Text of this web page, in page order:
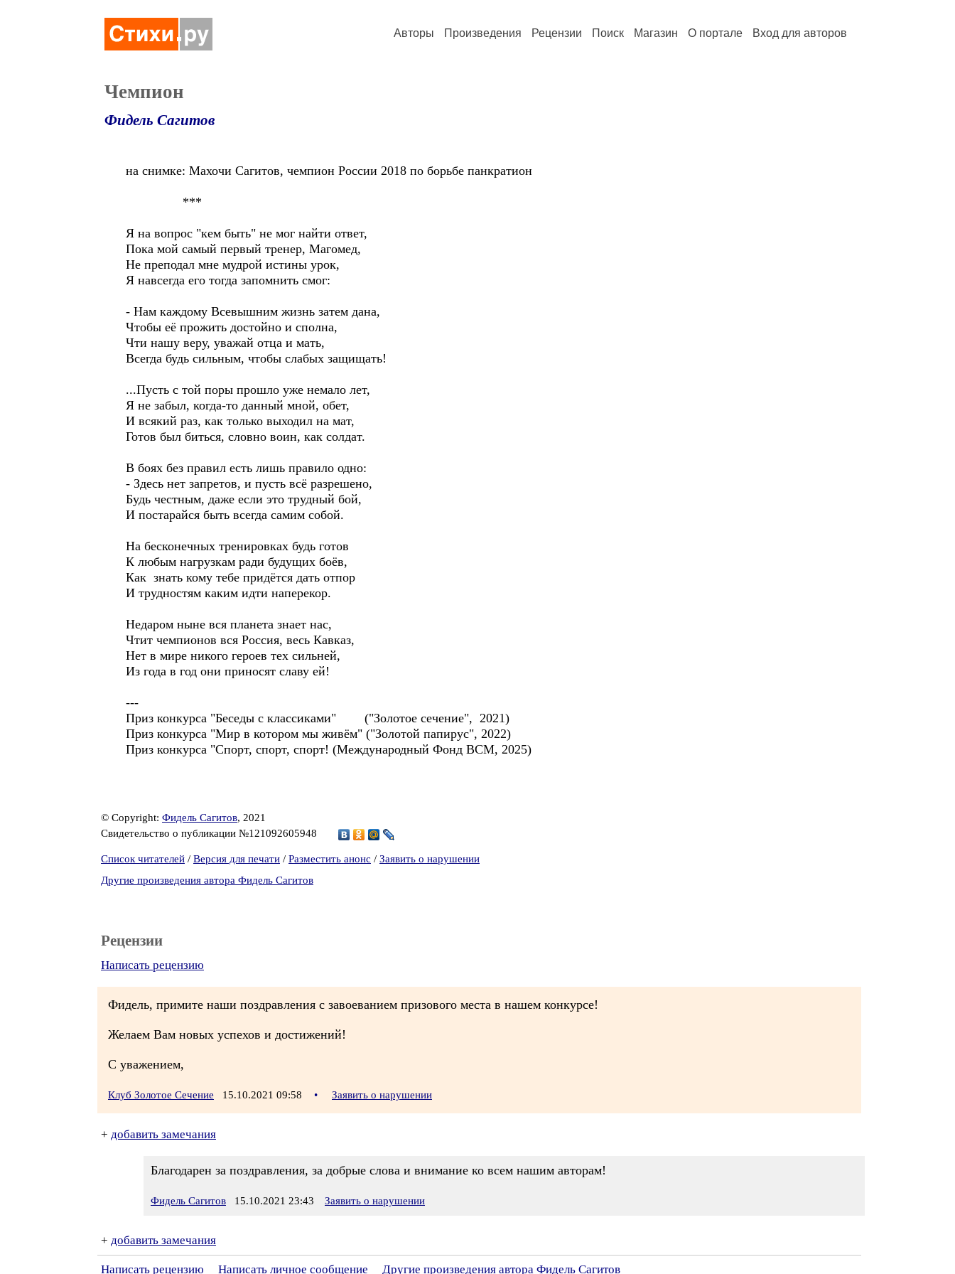
Авторы Произведения Рецензии Поиск Магазин О портале Вход для авторов
Чемпион
Фидель Сагитов
на снимке: Махочи Сагитов, чемпион России 2018 по борьбе панкратион
***
Я на вопрос "кем быть" не мог найти ответ,
Пока мой самый первый тренер, Магомед,
Не преподал мне мудрой истины урок,
Я навсегда его тогда запомнить смог:
- Нам каждому Всевышним жизнь затем дана,
Чтобы её прожить достойно и сполна,
Чти нашу веру, уважай отца и мать,
Всегда будь сильным, чтобы слабых защищать!
...Пусть с той поры прошло уже немало лет,
Я не забыл, когда-то данный мной, обет,
И всякий раз, как только выходил на мат,
Готов был биться, словно воин, как солдат.
В боях без правил есть лишь правило одно:
- Здесь нет запретов, и пусть всё разрешено,
Будь честным, даже если это трудный бой,
И постарайся быть всегда самим собой.
На бесконечных тренировках будь готов
К любым нагрузкам ради будущих боёв,
Как знать кому тебе придётся дать отпор
И трудностям каким идти наперекор.
Недаром ныне вся планета знает нас,
Чтит чемпионов вся Россия, весь Кавказ,
Нет в мире никого героев тех сильней,
Из года в год они приносят славу ей!
---
Приз конкурса "Беседы с классиками" ("Золотое сечение", 2021)
Приз конкурса "Мир в котором мы живём" ("Золотой папирус", 2022)
Приз конкурса "Спорт, спорт, спорт! (Международный Фонд ВСМ, 2025)
© Copyright: Фидель Сагитов, 2021
Свидетельство о публикации №121092605948
Список читателей / Версия для печати / Разместить анонс / Заявить о нарушении
Другие произведения автора Фидель Сагитов
Рецензии
Написать рецензию
Фидель, примите наши поздравления с завоеванием призового места в нашем конкурсе!
Желаем Вам новых успехов и достижений!
С уважением,
Клуб Золотое Сечение 15.10.2021 09:58 • Заявить о нарушении
+ добавить замечания
Благодарен за поздравления, за добрые слова и внимание ко всем нашим авторам!
Фидель Сагитов 15.10.2021 23:43 Заявить о нарушении
+ добавить замечания
Написать рецензию Написать личное сообщение Другие произведения автора Фидель Сагитов